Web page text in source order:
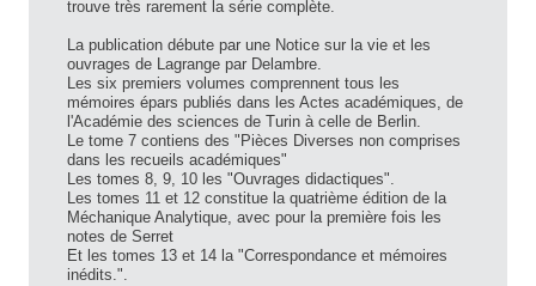
trouve très rarement la série complète.
La publication débute par une Notice sur la vie et les
ouvrages de Lagrange par Delambre.
Les six premiers volumes comprennent tous les
mémoires épars publiés dans les Actes académiques, de
l'Académie des sciences de Turin à celle de Berlin.
Le tome 7 contiens des "Pièces Diverses non comprises
dans les recueils académiques"
Les tomes 8, 9, 10 les "Ouvrages didactiques".
Les tomes 11 et 12 constitue la quatrième édition de la
Méchanique Analytique, avec pour la première fois les
notes de Serret
Et les tomes 13 et 14 la "Correspondance et mémoires
inédits.".